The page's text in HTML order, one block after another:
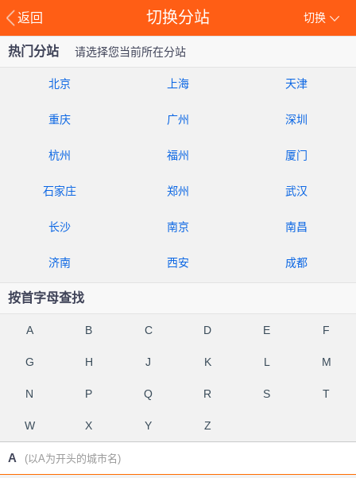
返回 切换
切换分站
热门分站 请选择您当前所在分站
北京 上海 天津
重庆 广州 深圳
杭州 福州 厦门
石家庄 郑州 武汉
长沙 南京 南昌
济南 西安 成都
按首字母查找
A B C D E F
G H J K L M
N P Q R S T
W X Y Z
A (以A为开头的城市名)